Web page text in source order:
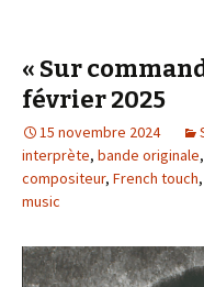
« Sur
février 2025
15 novembre 2024
interprète, bande originale,
compositeur, French touch,
music